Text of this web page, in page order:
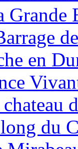
Grande
en
du